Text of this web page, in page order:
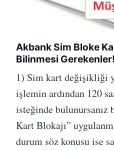
Akbank Sim Bloke
Bilinmesi Gerekenler!
1) Sim kart değişikliği
işlemin ardından 120
isteğinde bulunursanız
Kart Blokajı”
durum söz konusu ise